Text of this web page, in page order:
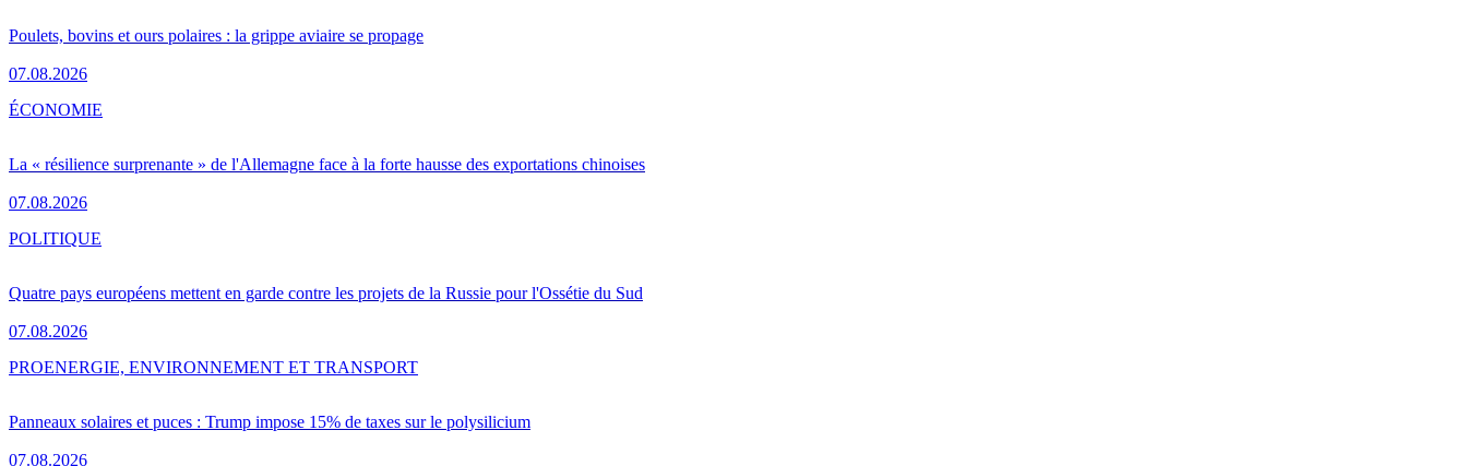
Poulets, bovins et ours polaires : la grippe aviaire se propage
07.08.2026
La « résilience surprenante » de l'Allemagne face à la forte hausse des exportations chinoises
07.08.2026
ÉCONOMIE
Quatre pays européens mettent en garde contre les projets de la Russie pour l'Ossétie du Sud
07.08.2026
POLITIQUE
Panneaux solaires et puces : Trump impose 15% de taxes sur le polysilicium
07.08.2026
PROENERGIE, ENVIRONNEMENT ET TRANSPORT